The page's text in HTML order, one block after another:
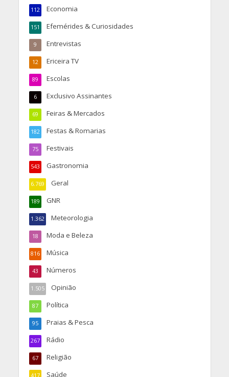
Economia
112
Efemérides & Curiosidades
151
Entrevistas
9
Ericeira TV
12
Escolas
89
Exclusivo Assinantes
6
Feiras & Mercados
69
Festas & Romarias
182
Festivais
75
Gastronomia
543
Geral
6.769
GNR
189
Meteorologia
1.362
Moda e Beleza
18
Música
816
Números
43
Opinião
1.505
Política
87
Praias & Pesca
95
Rádio
267
Religião
67
Saúde
417